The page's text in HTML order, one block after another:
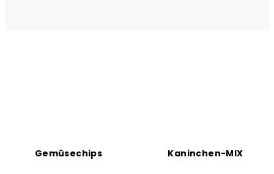
Gemüsechips Kaninchen-MIX